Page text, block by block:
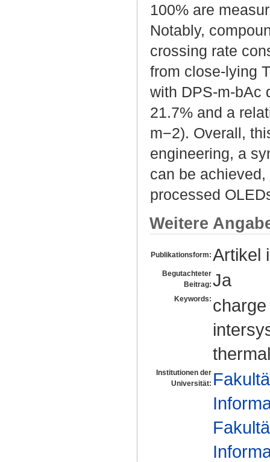
100% are
Notably,
crossing rate
from close-lying
with DPS-m-bAc
21.7% and a
m−2). Overall,
engineering, a
can be
processed
Weitere
Publikationsform: Artikel
Begutachteter
Beitrag: Ja
Keywords:
Institutionen der
Universität: